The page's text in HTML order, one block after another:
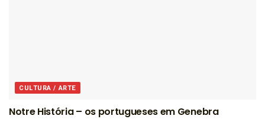
CULTURA / ARTE
Notre História – os portugueses em Genebra